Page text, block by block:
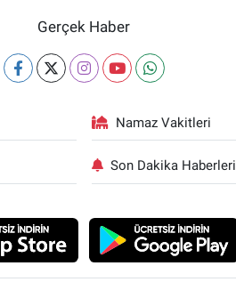
Gerçek Haber
Namaz Vakitleri
Son Dakika Haberleri